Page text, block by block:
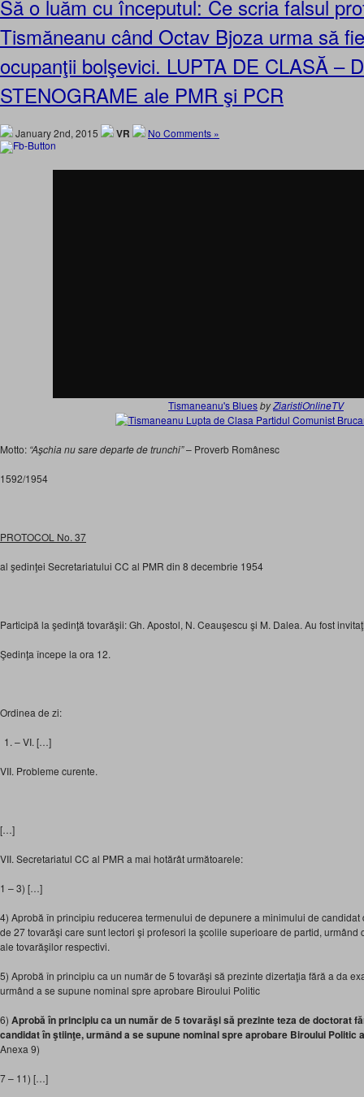
Să o luăm cu începutul: Ce scria falsul
Tismăneanu când Octav Bjoza urma să
ocupanţii bolşevici. LUPTA DE CLASĂ –
STENOGRAME ale PMR şi PCR
January 2nd, 2015 VR No Comments »
Tismaneanu's BluesbyZiaristiOnlineTV
Motto: “Aşchia nu sare departe de trunchi”– Proverb Românesc
1592/1954
PROTOCOL No. 37
al şedinţei Secretariatului CC al PMR din 8 decembrie 1954
Participă la şedinţă tovarăşii: Gh. Apostol, N. Ceauşescu şi M. Dalea. Au fost
Şedinţa începe la ora 12.
Ordinea de zi:
– VI. […]
VII. Probleme curente.
[…]
VII. Secretariatul CC al PMR a mai hotărât următoarele:
1 – 3) […]
4) Aprobă în principiu reducerea termenului de depunere a minimului de
de 27 tovarăşi care sunt lectori şi profesori la şcolile superioare de partid, urmând
ale tovarăşilor respectivi.
5) Aprobă în principiu ca un număr de 5 tovarăşi să prezinte dizertaţia fără a da
urmând a se supune nominal spre aprobare Biroului Politic
6) Aprobă în principiu ca un număr de 5 tovarăşi să prezinte teza de doctorat
candidat în ştiinţe, urmând a se supune nominal spre aprobare Biroului Politic
Anexa 9)
7 – 11) […]